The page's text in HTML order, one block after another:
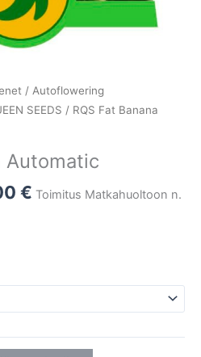
/ Autoflowering
SEEDS / RQS Fat Banana
Automatic
€ Toimitus Matkahuoltoon n.